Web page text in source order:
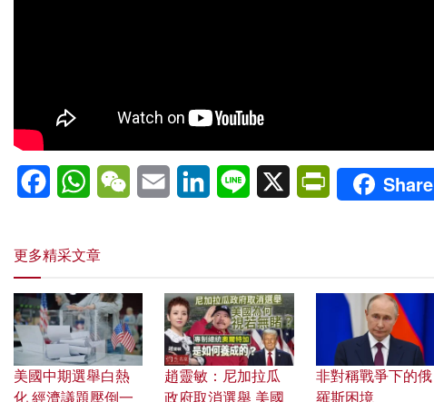
FacebookWhatsAppWeChatEmail LinkedInLine X PrintFriendly
Share
更多精采文章
美國中期選舉白熱
化 經濟議題壓倒一
趙靈敏：尼加拉瓜
政府取消選舉 美國
非對稱戰爭下的俄
羅斯困境